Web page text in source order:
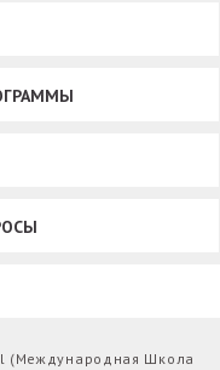
(Международная Школа